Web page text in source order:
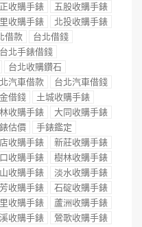
收購手錶
五股收購手錶
收購手錶
北投收購手錶
借款
台北借錢
台北手錶借錢
台北收購鑽石
汽車借款
台北汽車借錢
借錢
土城收購手錶
收購手錶
大同收購手錶
估價
手錶鑑定
收購手錶
新莊收購手錶
收購手錶
樹林收購手錶
收購手錶
淡水收購手錶
收購手錶
石碇收購手錶
收購手錶
蘆洲收購手錶
收購手錶 鶯歌收購手錶